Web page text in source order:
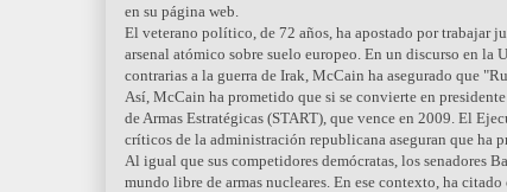
en su página web.
El veterano político, de 72 años, ha apostado por trabajar
arsenal atómico sobre suelo europeo. En un discurso en
contrarias a la guerra de Irak, McCain ha asegurado que
Así, McCain ha prometido que si se convierte en
de Armas Estratégicas (START), que vence en 2009. El
críticos de la administración republicana aseguran que ha
Al igual que sus competidores demócratas, los senadores
mundo libre de armas nucleares. En ese contexto, ha